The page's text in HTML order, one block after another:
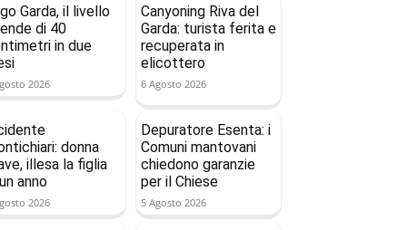
Garda, il livello
di 40
in due
2026
Canyoning Riva del
Garda: turista ferita e
recuperata in
elicottero
6 Agosto 2026
donna
illesa la figlia
anno
2026
Depuratore Esenta: i
Comuni mantovani
chiedono garanzie
per il Chiese
5 Agosto 2026